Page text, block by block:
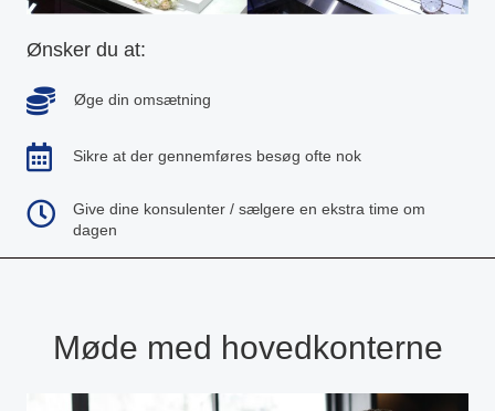
Ønsker du at:
Øge din omsætning
Sikre at der gennemføres besøg ofte nok
Give dine konsulenter / sælgere en ekstra time om
dagen
Møde med hovedkonterne